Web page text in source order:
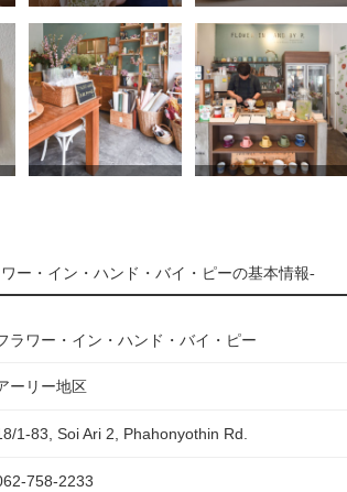
ー・イン・ハンド・バイ・ピーの基本情報-
ラワー・イン・ハンド・バイ・ピー
ーリー地区
1-83, Soi Ari 2, Phahonyothin Rd.
758-2233